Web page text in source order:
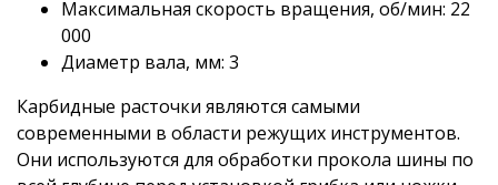
Максимальная скорость вращения, об/мин: 22
000
Диаметр вала, мм: 3
Карбидные расточки являются самыми
современными в области режущих инструментов.
Они используются для обработки прокола шины по